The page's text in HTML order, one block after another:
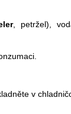
, petržel),
v